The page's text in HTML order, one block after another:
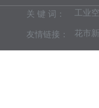
关 键 词： 工业
友情链接： 花市